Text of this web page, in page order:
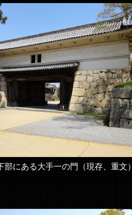
部にある大手一の門（現存、重文）